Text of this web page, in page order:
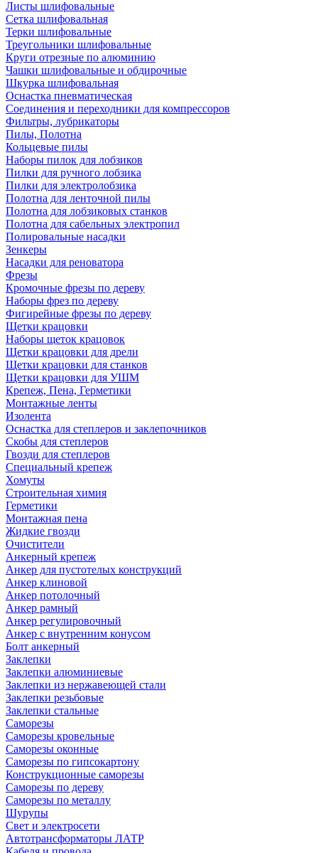
Листы шлифовальные
Сетка шлифовальная
Терки шлифовальные
Треугольники шлифовальные
Круги отрезные по алюминию
Чашки шлифовальные и обдирочные
Шкурка шлифовальная
Оснастка пневматическая
Соединения и переходники для компрессоров
Фильтры, лубрикаторы
Пилы, Полотна
Кольцевые пилы
Наборы пилок для лобзиков
Пилки для ручного лобзика
Пилки для электролобзика
Полотна для ленточной пилы
Полотна для лобзиковых станков
Полотна для сабельных электропил
Полировальные насадки
Зенкеры
Насадки для реноватора
Фрезы
Кромочные фрезы по дереву
Наборы фрез по дереву
Фигирейные фрезы по дереву
Щетки крацовки
Наборы щеток крацовок
Щетки крацовки для дрели
Щетки крацовки для станков
Щетки крацовки для УШМ
Крепеж, Пена, Герметики
Монтажные ленты
Изолента
Оснастка для степлеров и заклепочников
Скобы для степлеров
Гвозди для степлеров
Специальный крепеж
Хомуты
Строительная химия
Герметики
Монтажная пена
Жидкие гвозди
Очистители
Анкерный крепеж
Анкер для пустотелых конструкций
Анкер клиновой
Анкер потолочный
Анкер рамный
Анкер регулировочный
Анкер с внутренним конусом
Болт анкерный
Заклепки
Заклепки алюминиевые
Заклепки из нержавеющей стали
Заклепки резьбовые
Заклепки стальные
Саморезы
Саморезы кровельные
Саморезы оконные
Саморезы по гипсокартону
Конструкционные саморезы
Саморезы по дереву
Саморезы по металлу
Шурупы
Свет и электросети
Автотрансформаторы ЛАТР